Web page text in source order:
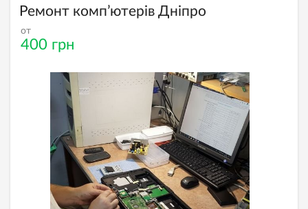
Ремонт комп’ютерів Дніпро
от
400 грн